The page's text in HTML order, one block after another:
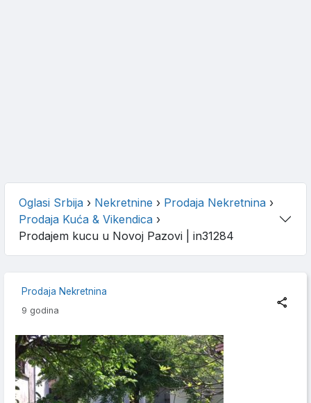
Oglasi Srbija › Nekretnine › Prodaja Nekretnina ›
Prodaja Kuća & Vikendica ›
Prodajem kucu u Novoj Pazovi | in31284
Prodaja Nekretnina
9 godina